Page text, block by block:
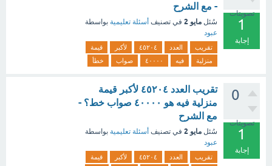
تصويتات
1
إجابة
- مع الشرح
سُئل مايو 2 في تصنيف أسئلة تعليمية بواسطة
عبود
تقريب العدد ٤٥٢٠٤ لأكبر
قيمة
منزلية
فيه ٤٠٠٠٠ صواب خطأ
0
تصويتات
1
إجابة
تقريب العدد ٤٥٢٠٤ لأكبر قيمة
منزلية فيه هو ٤٠٠٠٠ صواب خط؟ -
مع الشرح
سُئل مايو 2 في تصنيف أسئلة تعليمية بواسطة
عبود
تقريب العدد ٤٥٢٠٤ لأكبر
قيمة